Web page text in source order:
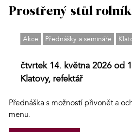
Prostřený stůl
Akce Přednášky a semináře
čtvrtek 14. května 2026 od
Klatovy, refektář
Přednáška s možností přivonět a
menu.